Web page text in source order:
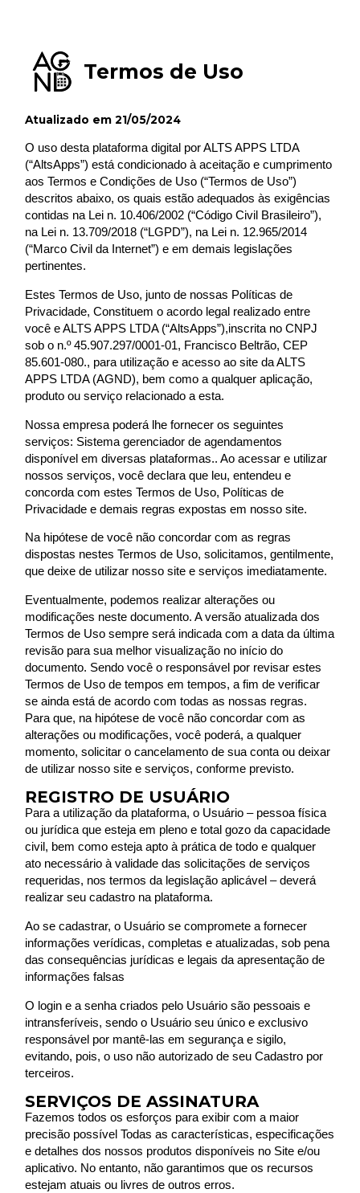
Termos de Uso
Atualizado em 21/05/2024
O uso desta plataforma digital por ALTS APPS LTDA
(“AltsApps”) está condicionado à aceitação e cumprimento
aos Termos e Condições de Uso (“Termos de Uso”)
descritos abaixo, os quais estão adequados às exigências
contidas na Lei n. 10.406/2002 (“Código Civil Brasileiro”),
na Lei n. 13.709/2018 (“LGPD”), na Lei n. 12.965/2014
(“Marco Civil da Internet”) e em demais legislações
pertinentes.
Estes Termos de Uso, junto de nossas Políticas de
Privacidade, Constituem o acordo legal realizado entre
você e ALTS APPS LTDA (“AltsApps”),inscrita no CNPJ
sob o n.º 45.907.297/0001-01, Francisco Beltrão, CEP
85.601-080., para utilização e acesso ao site da ALTS
APPS LTDA (AGND), bem como a qualquer aplicação,
produto ou serviço relacionado a esta.
Nossa empresa poderá lhe fornecer os seguintes
serviços: Sistema gerenciador de agendamentos
disponível em diversas plataformas.. Ao acessar e utilizar
nossos serviços, você declara que leu, entendeu e
concorda com estes Termos de Uso, Políticas de
Privacidade e demais regras expostas em nosso site.
Na hipótese de você não concordar com as regras
dispostas nestes Termos de Uso, solicitamos, gentilmente,
que deixe de utilizar nosso site e serviços imediatamente.
Eventualmente, podemos realizar alterações ou
modificações neste documento. A versão atualizada dos
Termos de Uso sempre será indicada com a data da última
revisão para sua melhor visualização no início do
documento. Sendo você o responsável por revisar estes
Termos de Uso de tempos em tempos, a fim de verificar
se ainda está de acordo com todas as nossas regras.
Para que, na hipótese de você não concordar com as
alterações ou modificações, você poderá, a qualquer
momento, solicitar o cancelamento de sua conta ou deixar
de utilizar nosso site e serviços, conforme previsto.
REGISTRO DE USUÁRIO
Para a utilização da plataforma, o Usuário – pessoa física
ou jurídica que esteja em pleno e total gozo da capacidade
civil, bem como esteja apto à prática de todo e qualquer
ato necessário à validade das solicitações de serviços
requeridas, nos termos da legislação aplicável – deverá
realizar seu cadastro na plataforma.
Ao se cadastrar, o Usuário se compromete a fornecer
informações verídicas, completas e atualizadas, sob pena
das consequências jurídicas e legais da apresentação de
informações falsas
O login e a senha criados pelo Usuário são pessoais e
intransferíveis, sendo o Usuário seu único e exclusivo
responsável por mantê-las em segurança e sigilo,
evitando, pois, o uso não autorizado de seu Cadastro por
terceiros.
SERVIÇOS DE ASSINATURA
Fazemos todos os esforços para exibir com a maior
precisão possível Todas as características, especificações
e detalhes dos nossos produtos disponíveis no Site e/ou
aplicativo. No entanto, não garantimos que os recursos
estejam atuais ou livres de outros erros.